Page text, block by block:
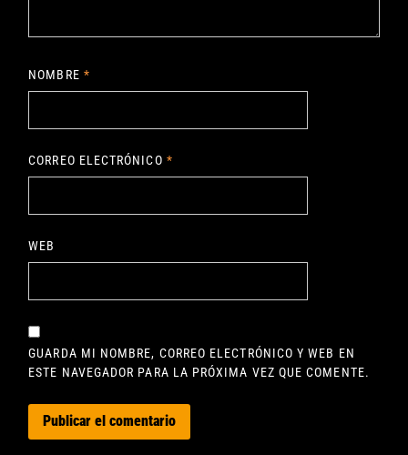
NOMBRE *
CORREO ELECTRÓNICO *
WEB
GUARDA MI NOMBRE, CORREO ELECTRÓNICO Y WEB EN
ESTE NAVEGADOR PARA LA PRÓXIMA VEZ QUE COMENTE.